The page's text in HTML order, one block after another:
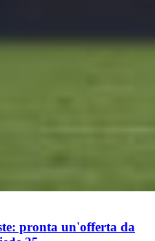
pronta un'offerta da